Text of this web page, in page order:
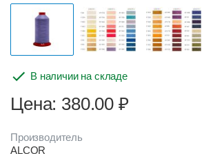
В наличии на складе
Цена: 380.00 ₽
Производитель
ALCOR